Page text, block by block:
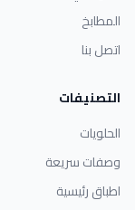
المطابخ
اتصل بنا
التصنيفات
الحلويات
وصفات سريعة
اطباق رئيسية